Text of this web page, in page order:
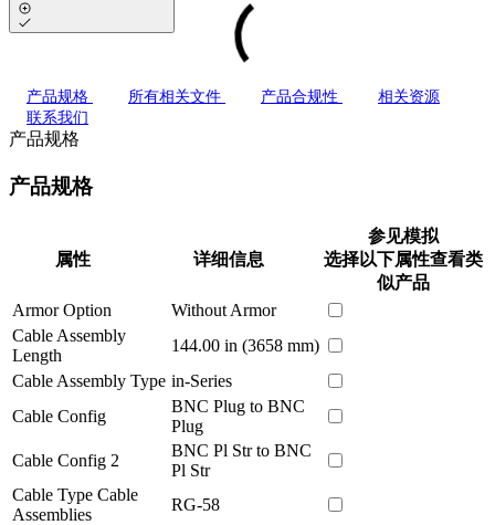
产品规格 所有相关文件 产品合规性
相关资源
联系我们
产品规格
产品规格
属性 详细信息
参见模拟
选择以下属性查看类
似产品
Armor Option
Without Armor
Cable Assembly
Length
144.00 in (3658 mm)
Cable Assembly Type in-Series
Cable Config
BNC Plug to BNC
Plug
Cable Config 2
BNC Pl Str to BNC
Pl Str
Cable Type Cable
Assemblies
RG-58